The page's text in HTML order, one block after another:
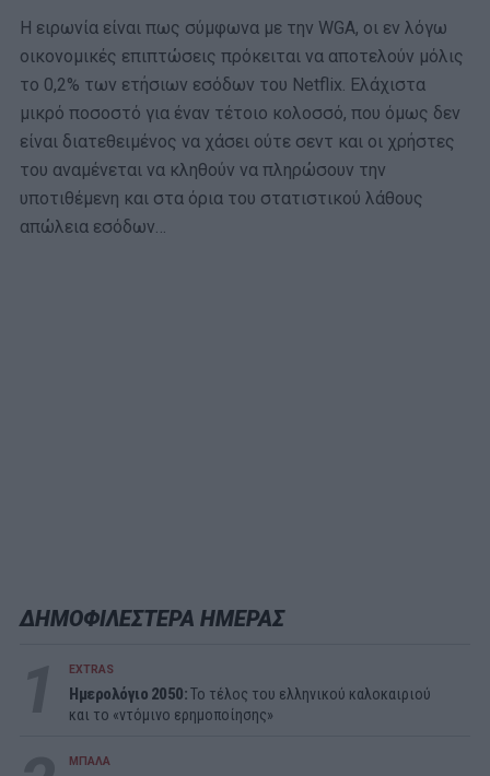
Η ειρωνία είναι πως σύμφωνα με την WGA, οι εν λόγω
οικονομικές επιπτώσεις πρόκειται να αποτελούν μόλις
το 0,2% των ετήσιων εσόδων του Netflix. Ελάχιστα
μικρό ποσοστό για έναν τέτοιο κολοσσό, που όμως δεν
είναι διατεθειμένος να χάσει ούτε σεντ και οι χρήστες
του αναμένεται να κληθούν να πληρώσουν την
υποτιθέμενη και στα όρια του στατιστικού λάθους
απώλεια εσόδων…
ΔΗΜΟΦΙΛΕΣΤΕΡΑ ΗΜΕΡΑΣ
EXTRAS
Ημερολόγιο 2050:To τέλος του ελληνικού καλοκαιριού
και το «ντόμινο ερημοποίησης»
ΜΠΑΛΑ